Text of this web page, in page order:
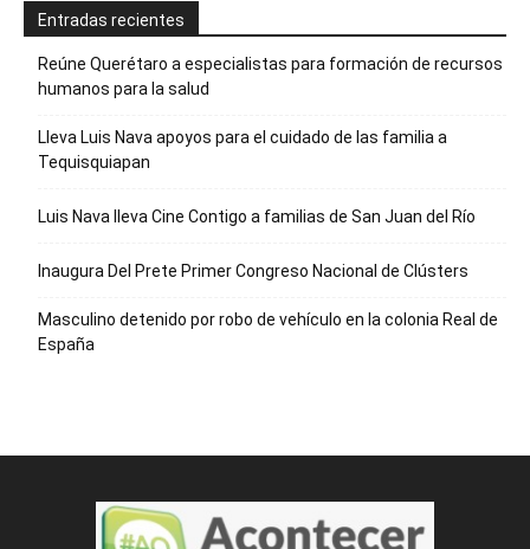
Entradas recientes
Reúne Querétaro a especialistas para formación de recursos
humanos para la salud
Lleva Luis Nava apoyos para el cuidado de las familia a
Tequisquiapan
Luis Nava lleva Cine Contigo a familias de San Juan del Río
Inaugura Del Prete Primer Congreso Nacional de Clústers
Masculino detenido por robo de vehículo en la colonia Real de
España